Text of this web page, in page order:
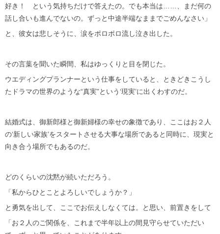
好き！ という気持ちだけで答えたの。でも本当は……、まだ何の
話し合いも進んでないの。ずっと中途半端なままでごめんなさい」
と、彼女は悲しそうに、涙をポロポロ流し泣き出した。
その言葉を聞いた瞬間、私はゆっくりと目を閉じた。
ウエディングプランナーという仕事をしていると、ときどきこうし
たドラマの世界のような“真実”という‘現実’に出くわすのだ。
結婚式は、御新郎様と御新婦様の幸せの象徴であり、ここはお２人
の‘新しい家族’をスタートさせる大事な場所であると同時に、現実と
向き合う場所でもあるのだ。
どのくらいの沈黙が続いただろう。
「私からひとことよろしいでしょうか？」
と勇気を出して、ここでお伝えしなくては。と思い、前置きをして
「お２人のご関係を、これまで半年以上の間見守らせていただい